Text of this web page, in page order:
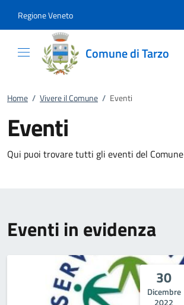
Regione Veneto
Comune di Tarzo
Home / Vivere il Comune / Eventi
Eventi
Qui puoi trovare tutti gli eventi del Comune
Eventi in evidenza
30
Dicembre
2022